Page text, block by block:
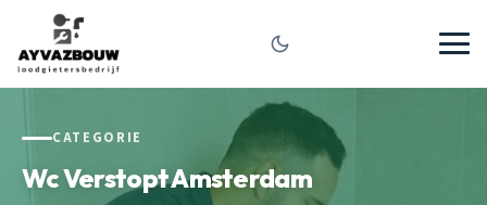
CATEGORIE
Wc Verstopt Amsterdam